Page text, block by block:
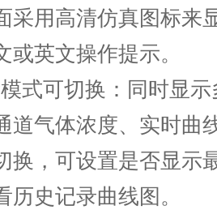
采用高清仿真图标来
或英文操作提示。
式可切换：同时显
道气体浓度、实时曲
换，可设置是否显示
历史记录曲线图。